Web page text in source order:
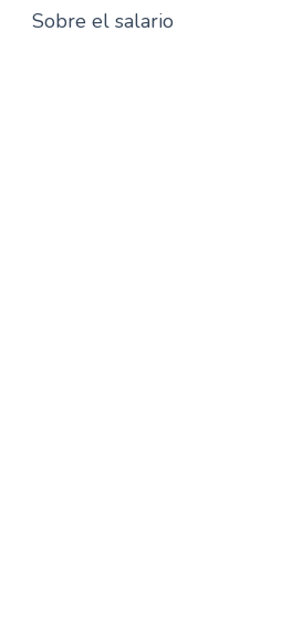
Sobre el salario